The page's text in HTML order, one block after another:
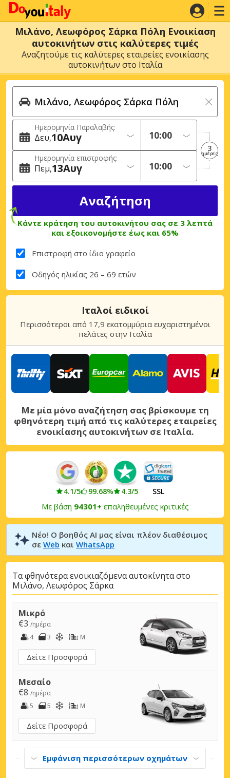
Μιλάνο, Λεωφόρος Σάρκα Πόλη Ενοικίαση
αυτοκινήτων στις καλύτερες τιμές
Αναζητούμε τις καλύτερες εταιρείες ενοικίασης
αυτοκινήτων στο Ιταλία
Ημερομηνία Παραλαβής:
Δευ 10Αυγ
Ημερομηνία επιστροφής:
Πεμ 13Αυγ
3
ημέρες
Κάντε κράτηση του αυτοκινήτου σας σε 3 λεπτά
και εξοικονομήστε έως και 65%
Επιστροφή στο ίδιο γραφείο
Οδηγός ηλικίας 26 – 69 ετών
Ιταλοί ειδικοί
Περισσότεροι από 17,9 εκατομμύρια ευχαριστημένοι
πελάτες στην Ιταλία
Με μία μόνο αναζήτηση σας βρίσκουμε τη
φθηνότερη τιμή από τις καλύτερες εταιρείες
ενοικίασης αυτοκινήτων σε Ιταλία.
4.1/5 99.68% 4.3/5 SSL
Με βάση 94301+ επαληθευμένες κριτικές
Νέο! Ο βοηθός AI μας είναι πλέον διαθέσιμος
σε Web και WhatsApp
Τα φθηνότερα ενοικιαζόμενα αυτοκίνητα στο
Μιλάνο, Λεωφόρος Σάρκα
Μικρό
€3 /ημέρα
4
3 M
Δείτε Προσφορά
Μεσαίο
€8 /ημέρα
5
5 M
Δείτε Προσφορά
Εμφάνιση περισσότερων οχημάτων